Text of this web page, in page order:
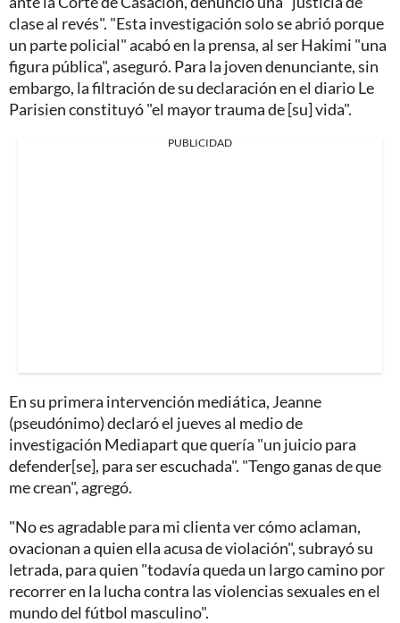
clase al revés". "Esta investigación solo se abrió porque
un parte policial" acabó en la prensa, al ser Hakimi "una
figura pública", aseguró. Para la joven denunciante, sin
embargo, la filtración de su declaración en el diario Le
Parisien constituyó "el mayor trauma de [su] vida".
PUBLICIDAD
En su primera intervención mediática, Jeanne
(pseudónimo) declaró el jueves al medio de
investigación Mediapart que quería "un juicio para
defender[se], para ser escuchada". "Tengo ganas de que
me crean", agregó.
"No es agradable para mi clienta ver cómo aclaman,
ovacionan a quien ella acusa de violación", subrayó su
letrada, para quien "todavía queda un largo camino por
recorrer en la lucha contra las violencias sexuales en el
mundo del fútbol masculino".